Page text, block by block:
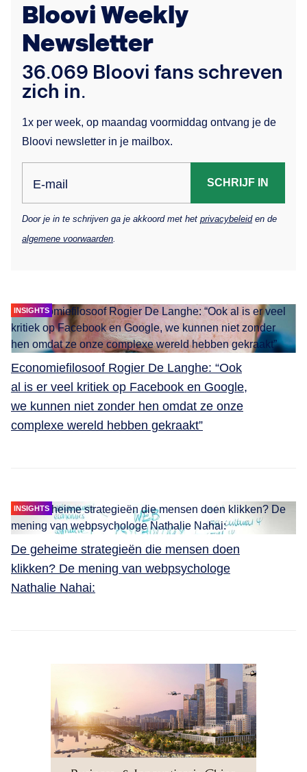
Bloovi Weekly
Newsletter
36.069 Bloovi fans schreven
zich in.
1x per week, op maandag voormiddag ontvang je de
Bloovi newsletter in je mailbox.
E-mail SCHRIJF IN
Door je in te schrijven ga je akkoord met het privacybeleiden de
algemene voorwaarden
INSIGHTS
Economiefilosoof Rogier De Langhe: “Ook
al is er veel kritiek op Facebook en Google,
we kunnen niet zonder hen omdat ze onze
complexe wereld hebben gekraakt”
INSIGHTS
De geheime strategieën die mensen doen
klikken? De mening van webpsychologe
Nathalie Nahai: